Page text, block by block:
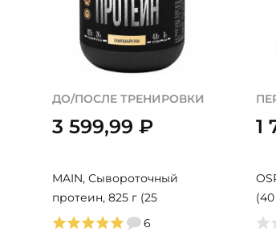
ДО/ПОСЛЕ ТРЕНИРОВКИ
3 599,99 ₽
MAIN, Сывороточный
протеин, 825 г (25
порций)
6
1